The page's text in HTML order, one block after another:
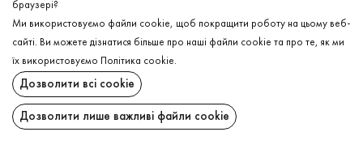
ДОДАТИ ДО КОШИКА
ОБЕРІТЬ РОЗМІР
Штани з накладною кишенею
ДОДАТИ ДО КОШИКА
ОПИС
браузері?
Ми використовуємо файли cookie, щоб покращити роботу на цьому веб-
сайті. Ви можете дізнатися більше про наші файли cookie та про те, як ми
їх використовуємо
Політика cookie.
Дозволити всі cookie
Дозволити лише важливі файли cookie